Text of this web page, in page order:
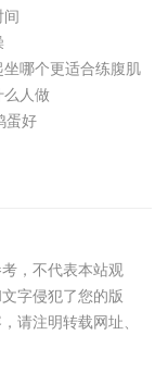
间
哪个更适合练腹肌
么人做
蛋好
，不代表本站观
字侵犯了您的版
请注明转载网址、